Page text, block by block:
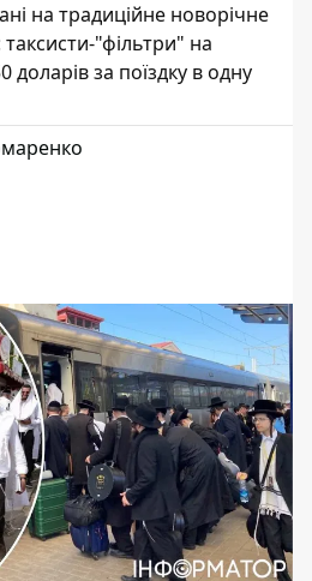
на традиційне новорічне
"фільтри" на
доларів за поїздку в одну